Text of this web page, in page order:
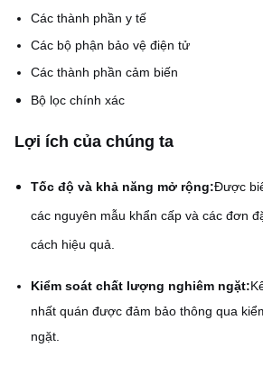
Các thành phần y tế
Các bộ phận bảo vệ điện tử
Các thành phần cảm biến
Bộ lọc chính xác
Lợi ích của chúng ta
Tốc độ và khả năng mở rộng:Được
các nguyên mẫu khẩn cấp và các đơn
cách hiệu quả.
Kiểm soát chất lượng nghiêm ngặt:
nhất quán được đảm bảo thông qua
ngặt.